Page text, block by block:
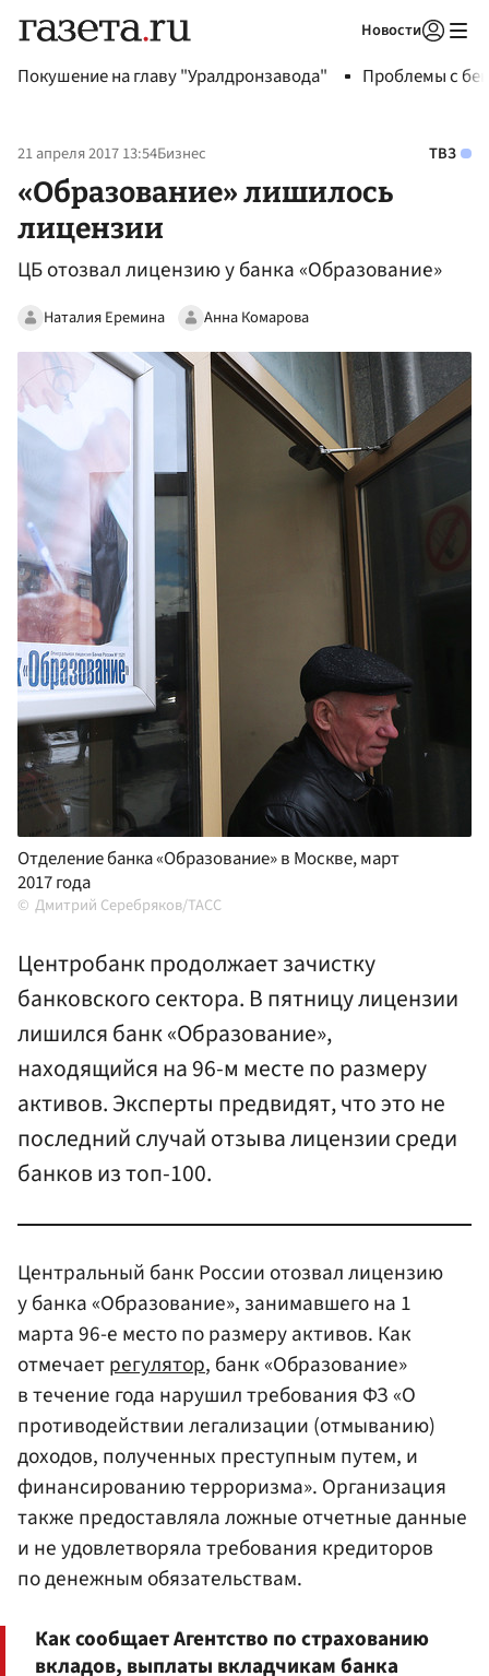
Новости
Покушение на главу "Уралдронзавода" Проблемы с
21 апреля 2017 13:54Бизнес ТВЗ
«Образование» лишилось
лицензии
ЦБ отозвал лицензию у банка «Образование»
Наталия Еремина Анна Комарова
Отделение банка «Образование» в Москве, март
2017 года
Дмитрий Серебряков/ТАСС
Центробанк продолжает зачистку
банковского сектора. В пятницу лицензии
лишился банк «Образование»,
находящийся на 96-м месте по размеру
активов. Эксперты предвидят, что это не
последний случай отзыва лицензии среди
банков из топ-100.
Центральный банк России отозвал лицензию
у банка «Образование», занимавшего на 1
марта 96-е место по размеру активов. Как
отмечаетрегулятор, банк «Образование»
в течение года нарушил требования ФЗ «O
противодействии легализации (отмыванию)
доходов, полученных преступным путем, и
финансированию терроризма». Организация
также предоставляла ложные отчетные данные
и не удовлетворяла требования кредиторов
по денежным обязательствам.
Как сообщает Агентство по страхованию
вкладов, выплаты вкладчикам банка